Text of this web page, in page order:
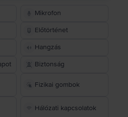
Mikrofon
Előtörténet
Hangzás
Biztonság
Fizikai gombok
Hálózati kapcsolatok